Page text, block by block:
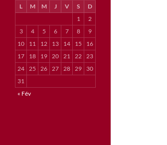
L M M J V S
D
1
2
3
4 5 6 7 8
9
10
11 12 13 14 15
16
17
18 19 20 21 22 23
24 25 26 27 28 29
30
31
« Fév